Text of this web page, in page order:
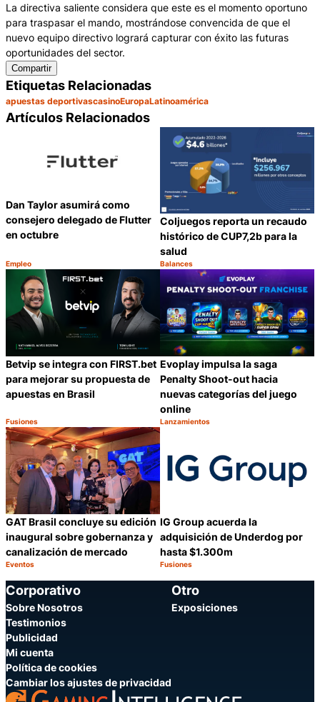
La directiva saliente considera que este es el momento oportuno
para traspasar el mando, mostrándose convencida de que el
nuevo equipo directivo logrará capturar con éxito las futuras
oportunidades del sector.
Compartir
Etiquetas Relacionadas
apuestas deportivascasinoEuropaLatinoamérica
Artículos Relacionados
Dan Taylor asumirá como
consejero delegado de Flutter
en octubre
Categoría:
Empleo
Compartir
Coljuegos reporta un recaudo
histórico de CUP7,2b para la
salud
Categoría:
Balances
Betvip se integra con FIRST.bet
para mejorar su propuesta de
apuestas en Brasil
Categoría:
Fusiones
Evoplay impulsa la saga
Penalty Shoot-out hacia
nuevas categorías del juego
online
Categoría:
Lanzamientos
GAT Brasil concluye su edición
inaugural sobre gobernanza y
canalización de mercado
Categoría:
Eventos
IG Group acuerda la
adquisición de Underdog por
hasta $1.300m
Categoría:
Fusiones
Corporativo
Sobre Nosotros
Testimonios
Publicidad
Mi cuenta
Política de cookies
Cambiar los ajustes de privacidad
Otro
Exposiciones